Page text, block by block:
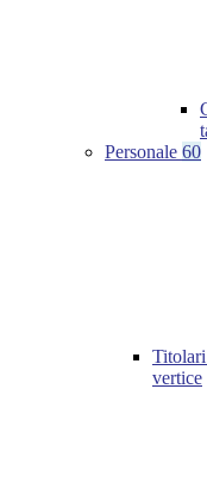
Personale 60
vertice